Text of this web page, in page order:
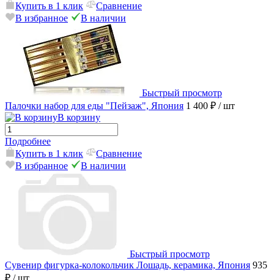
Купить в 1 клик
Сравнение
В избранное
В наличии
Быстрый просмотр
Палочки набор для еды "Пейзаж", Япония 1 400 ₽ / шт
В корзину
Подробнее
Купить в 1 клик
Сравнение
В избранное
В наличии
Быстрый просмотр
Сувенир фигурка-колокольчик Лошадь, керамика, Япония 935